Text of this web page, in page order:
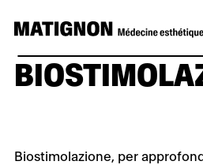
Biostimolazione, per